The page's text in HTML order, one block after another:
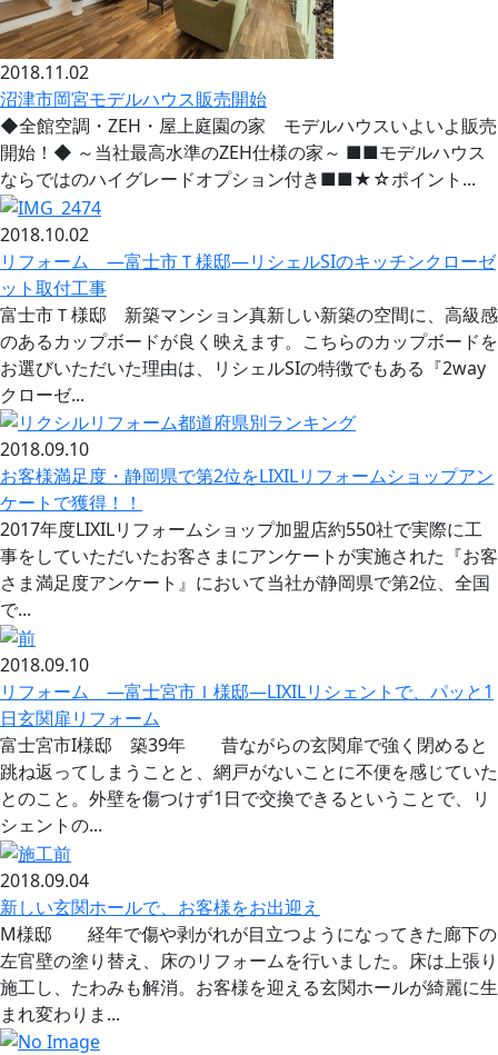
2018.11.02
沼津市岡宮モデルハウス販売開始
◆全館空調・ZEH・屋上庭園の家 モデルハウスいよいよ販売
開始！◆ ～当社最高水準のZEH仕様の家～ ■■モデルハウス
ならではのハイグレードオプション付き■■★☆ポイント...
2018.10.02
リフォーム —富士市Ｔ様邸—リシェルSIのキッチンクローゼ
ット取付工事
富士市Ｔ様邸 新築マンション真新しい新築の空間に、高級感
のあるカップボードが良く映えます。こちらのカップボードを
お選びいただいた理由は、リシェルSIの特徴でもある『2way
クローゼ...
2018.09.10
お客様満足度・静岡県で第2位をLIXILリフォームショップアン
ケートで獲得！！
2017年度LIXILリフォームショップ加盟店約550社で実際に工
事をしていただいたお客さまにアンケートが実施された『お客
さま満足度アンケート』において当社が静岡県で第2位、全国
で...
2018.09.10
リフォーム —富士宮市Ｉ様邸—LIXILリシェントで、パッと1
日玄関扉リフォーム
富士宮市I様邸 築39年 昔ながらの玄関扉で強く閉めると
跳ね返ってしまうことと、網戸がないことに不便を感じていた
とのこと。外壁を傷つけず1日で交換できるということで、リ
シェントの...
2018.09.04
新しい玄関ホールで、お客様をお出迎え
M様邸 経年で傷や剥がれが目立つようになってきた廊下の
左官壁の塗り替え、床のリフォームを行いました。床は上張り
施工し、たわみも解消。お客様を迎える玄関ホールが綺麗に生
まれ変わりま...